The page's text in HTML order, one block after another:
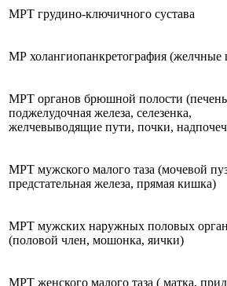
МРТ грудино-ключичного сустава
МР холангиопанкретография (желчные
МРТ органов брюшной полости
поджелудочная железа, селезенка,
желчевыводящие пути, почки,
МРТ мужского малого таза (мочевой
предстательная железа, прямая кишка)
МРТ мужских наружных половых
(половой член, мошонка, яички)
МРТ женского малого таза ( матка,